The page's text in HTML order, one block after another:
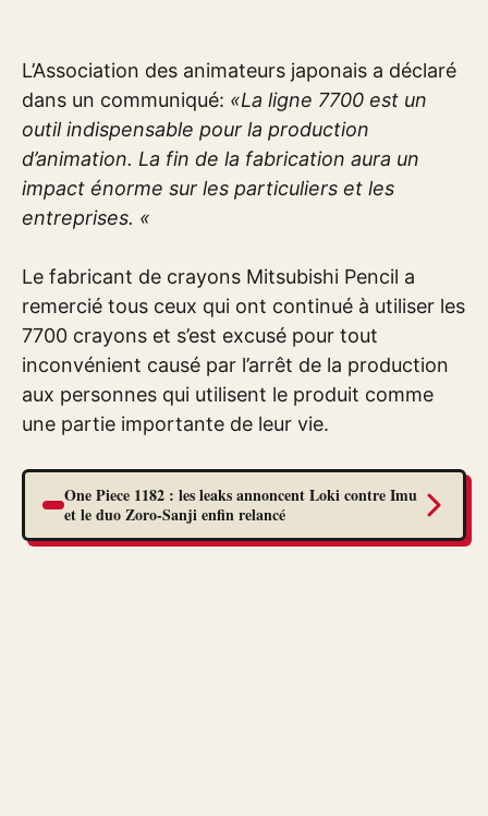
L’Association des animateurs japonais a déclaré
dans un communiqué: «La ligne 7700 est un
outil indispensable pour la production
d’animation. La fin de la fabrication aura un
impact énorme sur les particuliers et les
entreprises. «
Le fabricant de crayons Mitsubishi Pencil a
remercié tous ceux qui ont continué à utiliser les
7700 crayons et s’est excusé pour tout
inconvénient causé par l’arrêt de la production
aux personnes qui utilisent le produit comme
une partie importante de leur vie.
One Piece 1182 : les leaks annoncent Loki contre Imu
et le duo Zoro-Sanji enfin relancé